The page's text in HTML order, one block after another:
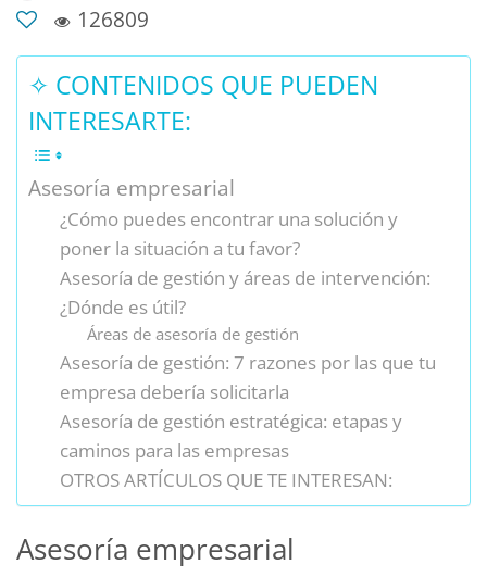
126809
✧ CONTENIDOS QUE PUEDEN
INTERESARTE:
Asesoría empresarial
¿Cómo puedes encontrar una solución y
poner la situación a tu favor?
Asesoría de gestión y áreas de intervención:
¿Dónde es útil?
Áreas de asesoría de gestión
Asesoría de gestión: 7 razones por las que tu
empresa debería solicitarla
Asesoría de gestión estratégica: etapas y
caminos para las empresas
OTROS ARTÍCULOS QUE TE INTERESAN:
Asesoría empresarial